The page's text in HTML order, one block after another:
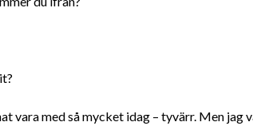
vara med så mycket idag – tyvärr. Men